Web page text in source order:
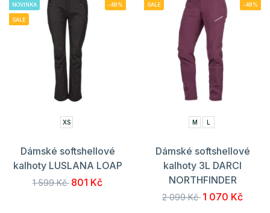
NOVINKA
SALE
-49%
XS
Dámské softshellové
kalhoty LUSLANA LOAP
1 599 Kč 801 Kč
SALE -49%
M L
Dámské softshellové
kalhoty 3L DARCI
NORTHFINDER
2 099 Kč 1 070 Kč